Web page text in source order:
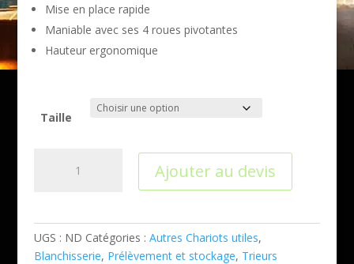
Mise en place rapide
Maniable avec ses 4 roues pivotantes
Hauteur ergonomique
Taille
Ajouter au devis
UGS : ND Catégories : Autres Chariots utiles,
Blanchisserie, Prélèvement et stockage, Trieurs